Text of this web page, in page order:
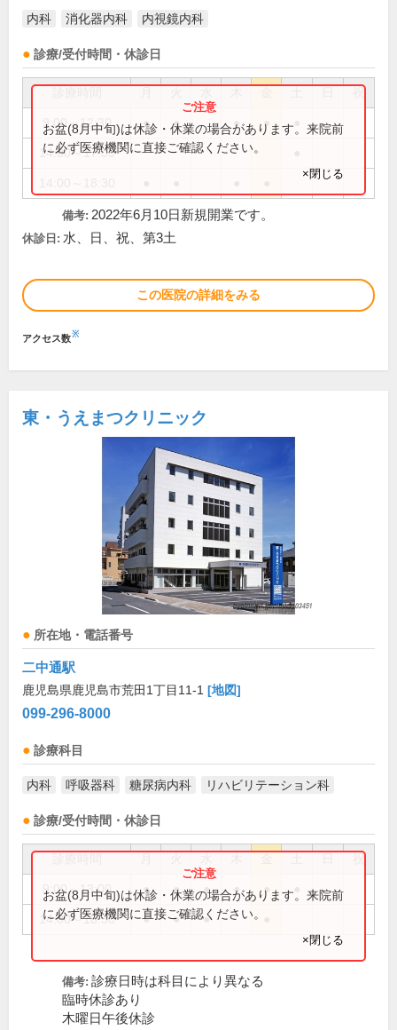
内科 消化器内科 内視鏡内科
診療/受付時間・休診日
祝
9:00～12:30 ● ● ● ●
14:00～17:00
お盆(8月中旬)は休診・休業の場合があります。来院前
に必ず医療機関に直接ご確認ください。
×閉じる
備考: 2022年6月10日新規開業です。
休診日: 水、日、祝、第3土
この医院の詳細をみる
アクセス数※
東・うえまつクリニック
所在地・電話番号
二中通駅
鹿児島県鹿児島市荒田1丁目11-1 [地図]
099-296-8000
診療科目
内科 呼吸器科 糖尿病内科 リハビリテーション科
診療/受付時間・休診日
祝
9:00～13:00 ● ● ● ● ●
14:00～18:30 ● ● ●
お盆(8月中旬)は休診・休業の場合があります。来院前
に必ず医療機関に直接ご確認ください。
×閉じる
備考: 診療日時は科目により異なる
臨時休診あり
木曜日午後休診